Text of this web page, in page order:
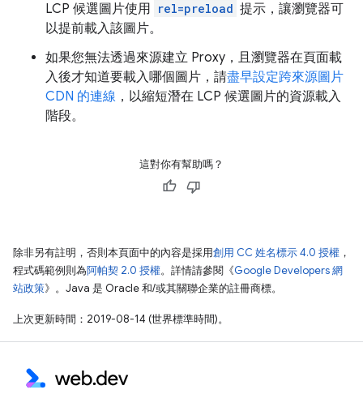
LCP 候選圖片使用 rel=preload 提示，讓瀏覽器可
以提前載入該圖片。
如果您無法透過來源建立 Proxy，且瀏覽器在頁面載
入後才知道要載入哪個圖片，請盡早設定跨來源圖片
CDN 的連線 ，以縮短潛在 LCP 候選圖片的資源載入
階段。
這對你有幫助嗎？
除非另有註明，否則本頁面中的內容是採用創用 CC 姓名標示 4.0 授權 ，
程式碼範例則為阿帕契 2.0 授權。詳情請參閱《Google Developers 網
站政策》。Java 是 Oracle 和/或其關聯企業的註冊商標。
上次更新時間：2019-08-14 (世界標準時間)。